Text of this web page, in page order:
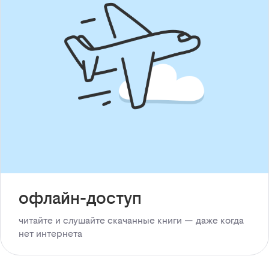
офлайн-доступ
читайте и слушайте скачанные книги — даже когда
нет интернета